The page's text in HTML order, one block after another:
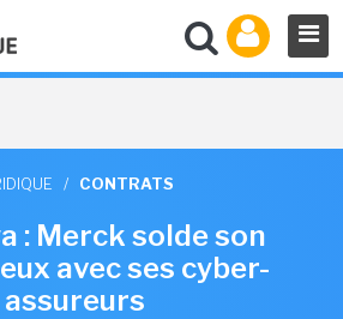
/ CONTRATS
: Merck solde son
avec ses cyber-
assureurs